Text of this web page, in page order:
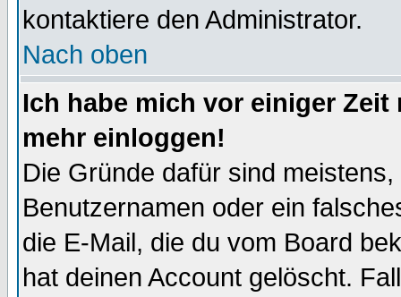
kontaktiere den Administrator.
Nach oben
Ich habe mich vor einiger
mehr einloggen!
Die Gründe dafür sind
Benutzernamen oder ein
die E-Mail, die du vom Board
hat deinen Account gelöscht.